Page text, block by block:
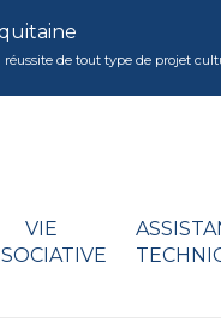
de tout type de projet
VIE